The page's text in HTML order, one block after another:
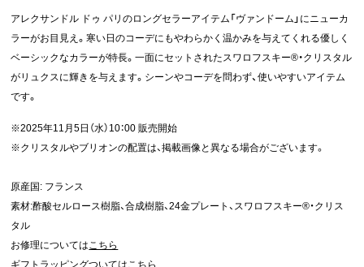
アレクサンドル ドゥ パリのロングセラーアイテム「ヴァンドーム」にニューカ
ラーがお目見え。寒い日のコーデにもやわらかく温かみを与えてくれる優しく
ベーシックなカラーが特長。一面にセットされたスワロフスキー®・クリスタル
がリュクスに輝きを与えます。シーンやコーデを問わず、使いやすいアイテム
です。
※2025年11月5日（水）10：00 販売開始
※クリスタルやブリオンの配置は、掲載画像と異なる場合がございます。
原産国: フランス
素材:酢酸セルロース樹脂、合成樹脂、24金プレート、スワロフスキー®・クリス
タル
お修理についてはこちら
ギフトラッピングついてはこちら